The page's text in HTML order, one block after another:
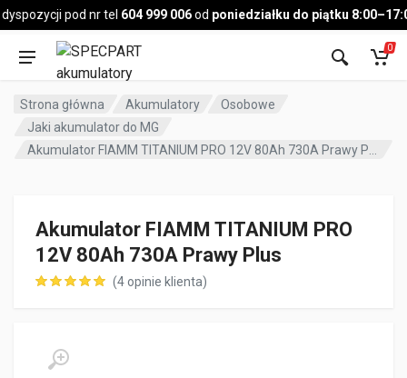
pod nr tel604 999 006odponiedziałku do piątku 8:00–17:00
Pojazd
0
Strona główna Akumulatory
Osobowe
Jaki akumulator do MG
Akumulator FIAMM TITANIUM PRO
12V 80Ah 730A Prawy Plus
(4 opinie klienta)